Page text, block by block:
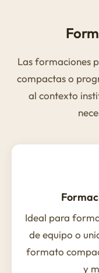
Las formaciones
compactas o
al contexto
Ideal para
de equipo o
formato
y